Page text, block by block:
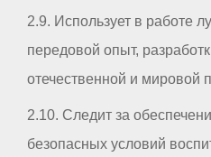
2.9. Использует в работе
передовой опыт,
отечественной и мировой
2.10. Следит за
безопасных условий